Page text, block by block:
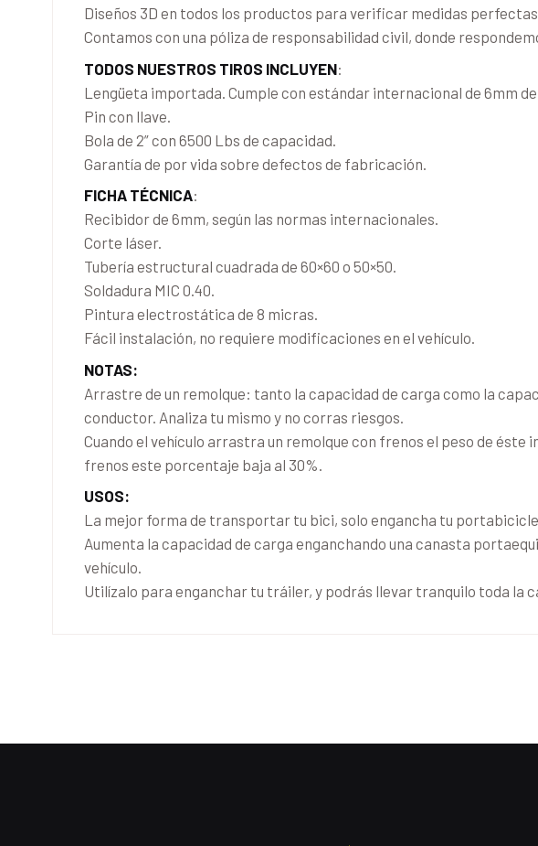
Diseños 3D en todos los productos para verificar medidas
Contamos con una póliza de responsabilidad civil, donde
TODOS NUESTROS TIROS INCLUYEN:
Lengüeta importada. Cumple con estándar internacional de 6mm de
Pin con llave.
Bola de 2” con 6500 Lbs de capacidad.
Garantía de por vida sobre defectos de fabricación.
FICHA TÉCNICA:
Recibidor de 6mm, según las normas internacionales.
Corte láser.
Tubería estructural cuadrada de 60×60 o 50×50.
Soldadura MIC 0.40.
Pintura electrostática de 8 micras.
Fácil instalación, no requiere modificaciones en el vehículo.
NOTAS:
Arrastre de un remolque: tanto la capacidad de carga como la
conductor. Analiza tu mismo y no corras riesgos.
Cuando el vehículo arrastra un remolque con frenos el peso de éste
frenos este porcentaje baja al 30%.
USOS:
La mejor forma de transportar tu bici, solo engancha tu
Aumenta la capacidad de carga enganchando una canasta
vehículo.
Utilízalo para enganchar tu tráiler, y podrás llevar tranquilo toda la